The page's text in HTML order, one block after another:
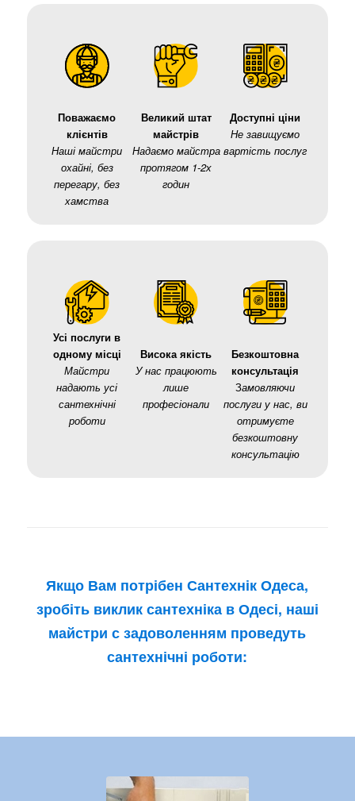
Поважаємо
клієнтів
Наші майстри
охайні, без
перегару, без
хамства
Великий штат
майстрів
Надаємо майстра
протягом 1-2х
годин
Доступні ціни
Не завищуємо
вартість послуг
Усі послуги в
одному місці
Майстри
надають усі
сантехнічні
роботи
Висока якість
У нас працюють
лише
професіонали
Безкоштовна
консультація
Замовляючи
послуги у нас, ви
отримуєте
безкоштовну
консультацію
Якщо Вам потрібен Сантехнік Одеса,
зробіть виклик сантехніка в Одесі, наші
майстри с задоволенням проведуть
сантехнічні роботи: